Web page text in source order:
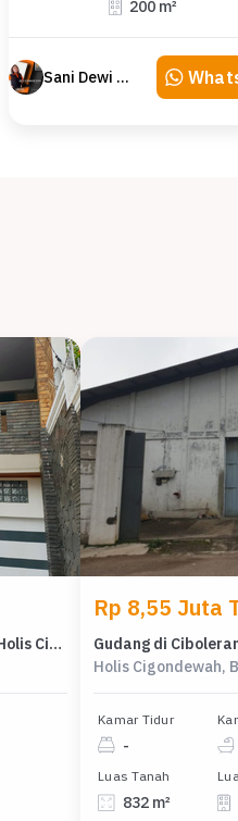
200 m²
Sani Dewi Sujono
Kesempatan Eksklusif, rumah Mewah di Holis Cigondewah, Bandung, LB 825m²
Rp 8,55 Juta
Gudang di
Holis Cigondewah,
Kamar Tidur
-
Luas Tanah
832 m²